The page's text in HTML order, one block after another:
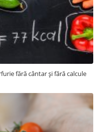
fără cântar și fără calcule